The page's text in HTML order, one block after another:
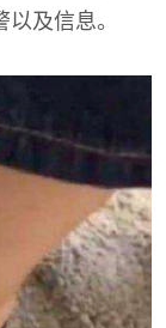
及信息。